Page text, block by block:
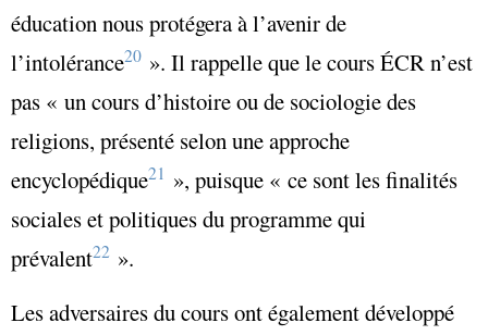
éducation nous protégera à l’avenir de
l’intolérance20 ». Il rappelle que le cours ÉCR n’est
pas « un cours d’histoire ou de sociologie des
religions, présenté selon une approche
encyclopédique21 », puisque « ce sont les finalités
sociales et politiques du programme qui
prévalent22 ».
Les adversaires du cours ont également développé